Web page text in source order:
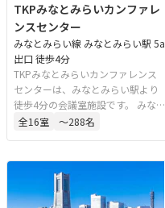
TKPみなとみらいカンファレ
ンスセンター
みなとみらい線 みなとみらい駅 5a
出口 徒歩4分
TKPみなとみらいカンファレンス
センターは、みなとみらい駅より
徒歩4分の会議室施設です。 みな
とみらいの街並みを一望できる眺
適にご利用いただけます。
全16室 〜288名